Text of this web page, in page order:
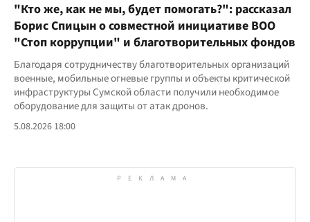
"Кто же, как не мы, будет помогать?": рассказал
Борис Спицын о совместной инициативе ВОО
"Стоп коррупции" и благотворительных фондов
Благодаря сотрудничеству благотворительных организаций
военные, мобильные огневые группы и объекты критической
инфраструктуры Сумской области получили необходимое
оборудование для защиты от атак дронов.
5.08.2026 18:00